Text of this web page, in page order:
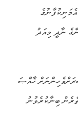
ނާދީ މިއަދު
ހިމެނޭ އިސްރަށްވެހިންނަށް ޚާއްޞަ
ބިނާކުރެވުނު